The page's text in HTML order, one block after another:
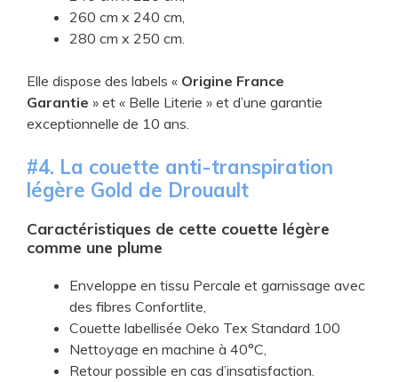
260 cm x 240 cm,
280 cm x 250 cm.
Elle dispose des labels « Origine France
Garantie » et « Belle Literie » et d’une garantie
exceptionnelle de 10 ans.
​#4. La couette anti-transpiration
légère Gold de Drouault
Caractéristiques de cette couette légère
comme une plume
​Enveloppe en tissu Percale et garnissage avec
des fibres Confortlite,
​Couette labellisée Oeko Tex Standard 100
​Nettoyage en machine à 40°C,
​Retour possible en cas d’insatisfaction.